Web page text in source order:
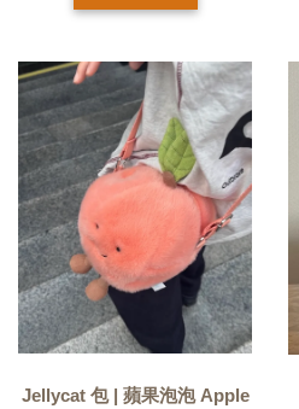
Jellycat 包 | 蘋果泡泡 Apple